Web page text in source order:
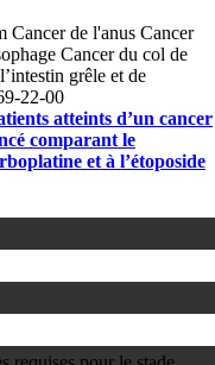
Cancer de l'anus Cancer
Cancer du col de
grêle et de
22-00
atteints d’un cancer
comparant le
et à l’étoposide